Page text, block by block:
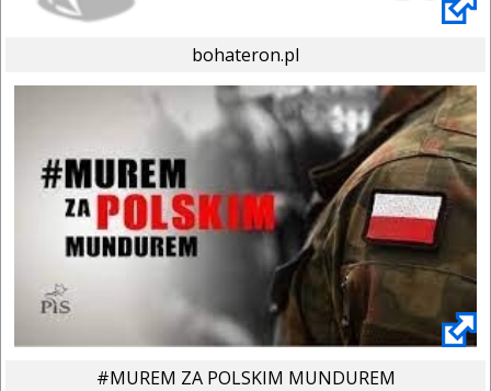
bohateron.pl
#MUREM ZA POLSKIM MUNDUREM